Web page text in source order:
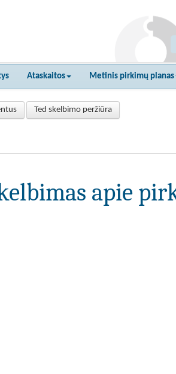
Ataskaitos Metinis pirkimų planas
Ted skelbimo peržiūra
apie